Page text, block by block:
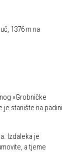
1376 m na
»Grobničke
je stanište na padini
Izdaleka je
a tjeme